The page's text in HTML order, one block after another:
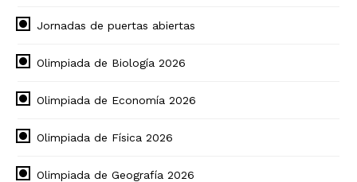
Jornadas de puertas abiertas
Olimpiada de Biología 2026
Olimpiada de Economía 2026
Olimpiada de Física 2026
Olimpiada de Geografía 2026